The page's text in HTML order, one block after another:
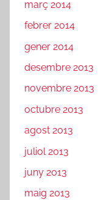
març 2014
febrer 2014
gener 2014
desembre 2013
novembre 2013
octubre 2013
agost 2013
juliol 2013
juny 2013
maig 2013